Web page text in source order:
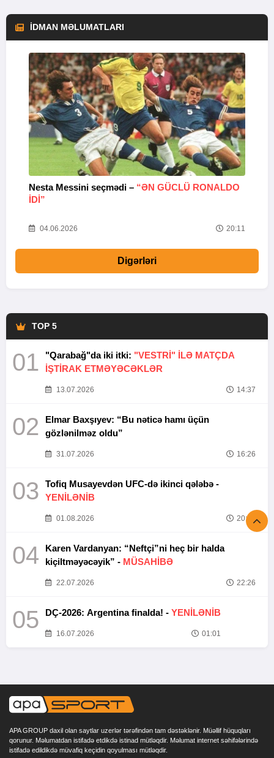
İDMAN MƏLUMATLARI
Nesta Messini seçmədi – “ƏN GÜCLÜ RONALDO
IDI”
04.06.2026 20:11
Digərləri
TOP 5
01 "Qarabağ"da iki itki: "VESTRİ" İLƏ MATÇDA
İŞTİRAK ETMƏYƏCƏKLƏR
13.07.2026 14:37
02
Elmar Baxşıyev: “Bu nəticə hamı üçün
gözlənilməz oldu”
31.07.2026 16:26
03
Tofiq Musayevdən UFC-də ikinci qələbə -
YENİLƏNİB
01.08.2026 20:52
04
Karen Vardanyan: “Neftçi”ni heç bir halda
kiçiltməyəcəyik” - MÜSAHİBƏ
22.07.2026 22:26
05 DÇ-2026: Argentina finalda! - YENİLƏNİB
16.07.2026 01:01
APA GROUP daxil olan saytlar uzerlər tərəfindən tam dəstəklənir. Müəllif hüquqları
qorunur. Məlumatdan istifadə etdikdə istinad mütləqdir. Məlumat internet səhifələrində
istifadə edildikdə müvafiq keçidin qoyulması mütləqdir.